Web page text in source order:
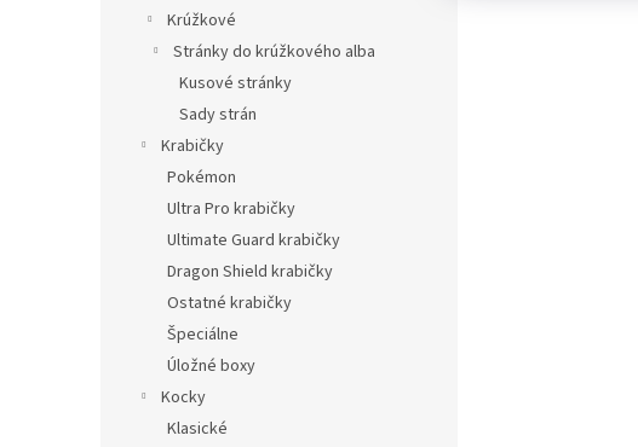
Krúžkové
Stránky do krúžkového alba
Kusové stránky
Sady strán
Krabičky
Pokémon
Ultra Pro krabičky
Ultimate Guard krabičky
Dragon Shield krabičky
Ostatné krabičky
Špeciálne
Úložné boxy
Kocky
Klasické